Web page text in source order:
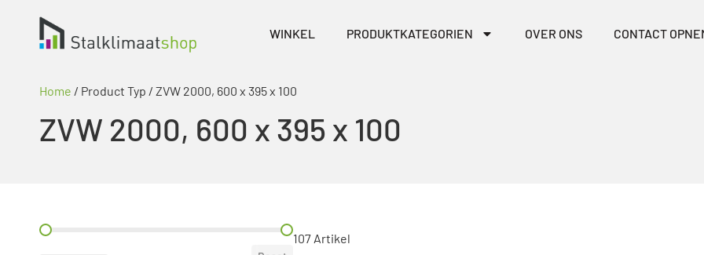
WINKEL PRODUKTKATEGORIEN OVER ONS CONTACT
Home / Product Typ / ZVW 2000, 600 x 395 x 100
ZVW 2000, 600 x 395 x 100
PREIS FILTER 107 Artikel